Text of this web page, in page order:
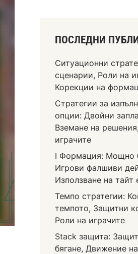
ПОСЛЕДНИ
Ситуационни
сценарии, Роли на
Корекции на
Стратегии за
опции: Двойни
Вземане на
играчите
I Формация: Мощно
Игрови фалшиви
Използване на тайт
Темпо стратегии:
темпото, Защитни
Роли на играчите
Stack защита:
бягане, Движение